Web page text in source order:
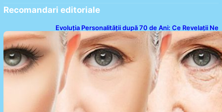
Recomandari editoriale
Evoluția Personalității după 70 de Ani: Ce Revelații Ne
Oferă Studiile Psihologice